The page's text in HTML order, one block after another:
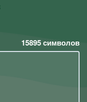
15895символов